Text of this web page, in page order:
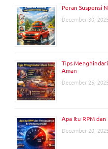
Peran Suspensi
December 30, 2025
Tips
Aman
December 25, 2025
Apa Itu RPM
December 20, 2025